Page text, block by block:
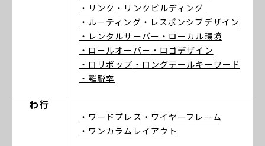
・リンク ・リンクビルディング
・ルーティング ・レスポンシブデザイン
・レンタルサーバー ・ローカル環境
・ロールオーバー ・ロゴデザイン
・ロリポップ ・ロングテールキーワード
・離脱率
わ行
・ワードプレス ・ワイヤーフレーム
・ワンカラムレイアウト